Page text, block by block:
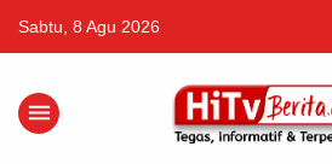
Sabtu, 8 Agu 2026
menu